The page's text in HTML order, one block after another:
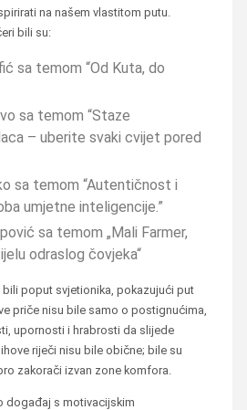
na našem vlastitom putu.
bili su:
sa temom “Od Kuta, do
sa temom “Staze
– uberite svaki cvijet pored
sa temom “Autentičnost i
umjetne inteligencije.”
sa temom „Mali Farmer,
odraslog čovjeka“
poput svjetionika, pokazujući put
priče nisu bile samo o postignućima,
upornosti i hrabrosti da slijede
riječi nisu bile obične; bile su
zakorači izvan zone komfora.
događaj s motivacijskim